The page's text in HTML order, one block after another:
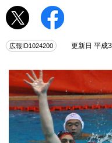
広報ID1024200 更新日 平成